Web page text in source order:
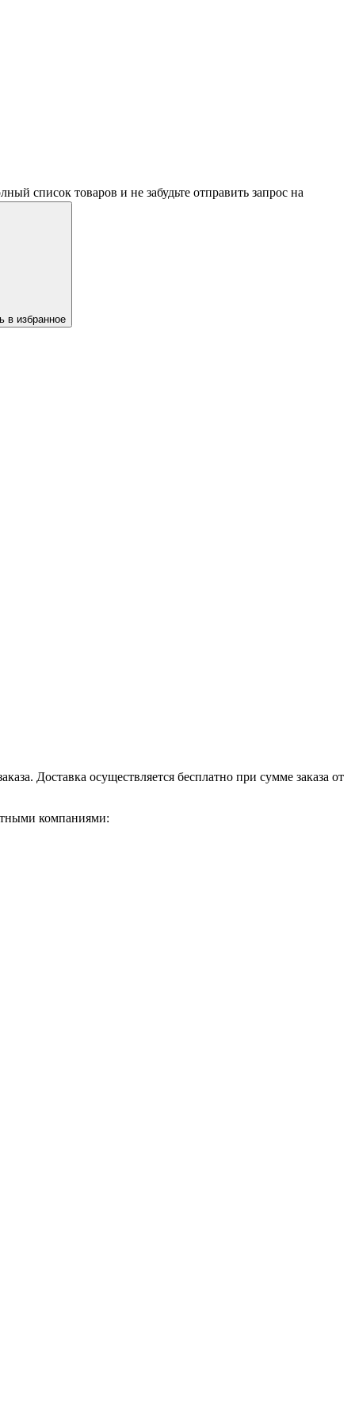
список товаров и не забудьте отправить запрос на
в избранное
Доставка осуществляется бесплатно при сумме заказа от
компаниями: